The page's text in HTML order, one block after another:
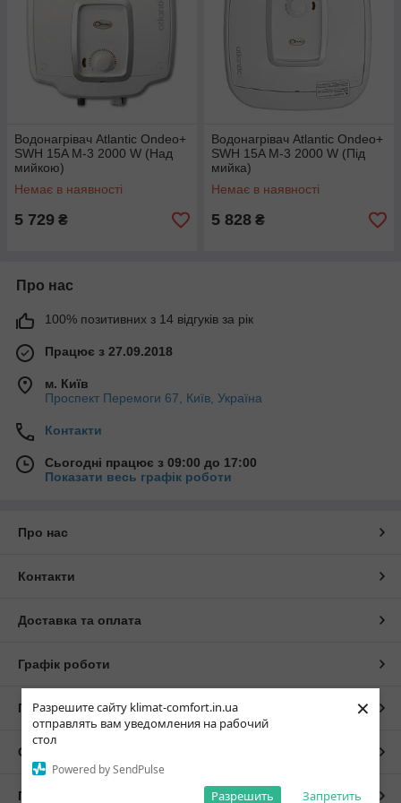
Разрешите сайту klimat-comfort.in.ua
отправлять вам уведомления на рабочий
стол
Powered by SendPulse
Запретить
Разрешить
×
Водонагрівач Atlantic Ondeo+
SWH 15A M-3 2000 W (Над
мийкою)
Немає в наявності
5 729 ₴
Водонагрівач Atlantic Ondeo+
SWH 15A M-3 2000 W (Під
мийка)
Немає в наявності
5 828 ₴
Про нас
100% позитивних з 14 відгуків за рік
Працює з 27.09.2018
м. Київ
Проспект Перемоги 67, Київ, Україна
Контакти
Сьогодні працює з 09:00 до 17:00
Показати весь графік роботи
Про нас
Контакти
Доставка та оплата
Графік роботи
Повна версія сайту
Сайт створено на маркетплейсі
Політика конфіденційності